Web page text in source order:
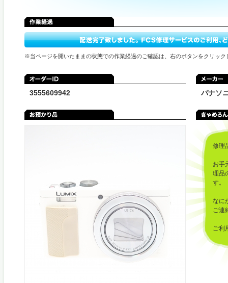
※当ページを開いたままの状態での作業経過のご確認は、右のボタンをクリック
3555609942 パナソ
修理
お手
理品
す。
なに
ご連
ご利